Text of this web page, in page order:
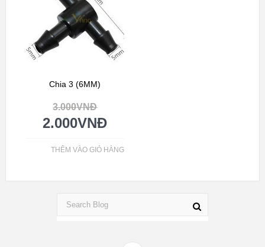
Chia 3 (6MM)
3.000VNĐ
2.000VNĐ
THÊM VÀO GIỎ HÀNG